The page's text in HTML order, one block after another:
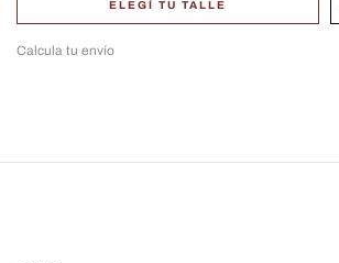
ELEGÍ TU TALLE
Calcula tu envío